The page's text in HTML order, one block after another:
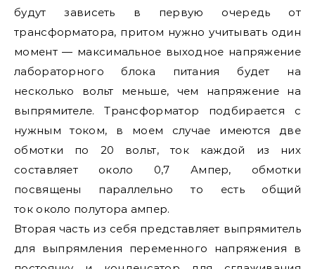
будут зависеть в первую очередь от
трансформатора, притом нужно учитывать один
момент — максимальное выходное напряжение
лабораторного блока питания будет на
несколько вольт меньше, чем напряжение на
выпрямителе. Трансформатор подбирается с
нужным током, в моем случае имеются две
обмотки по 20 вольт, ток каждой из них
составляет около 0,7 Ампер, обмотки
посвящены параллельно то есть общий
ток около полутора ампер.
Вторая часть из себя представляет выпрямитель
для выпрямления переменного напряжения в